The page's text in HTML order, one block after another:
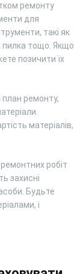
ремонту
для
такі як
пилка тощо. Якщо
позичити їх
план ремонту,
матеріалів,
робіт
захисні
Будьте
і